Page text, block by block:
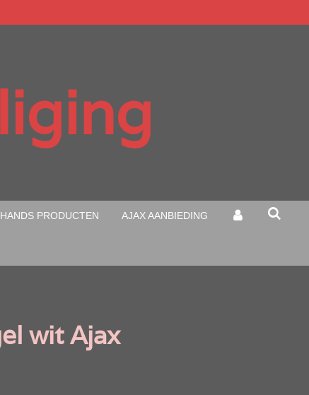
PRODUCTEN AJAX AANBIEDING
wit Ajax